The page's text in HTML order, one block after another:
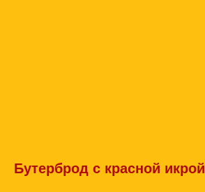
Бутерброд с красной икрой